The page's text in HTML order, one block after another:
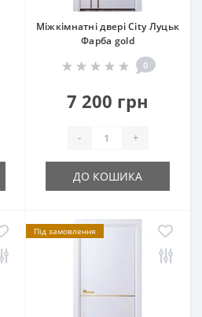
Міжкімнатні двері City Луцьк
Фарба gold
0
7 200 грн
- +
ДО КОШИКА
Під замовлення